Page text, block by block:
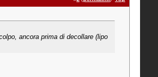
ancora prima di decollare (lipo